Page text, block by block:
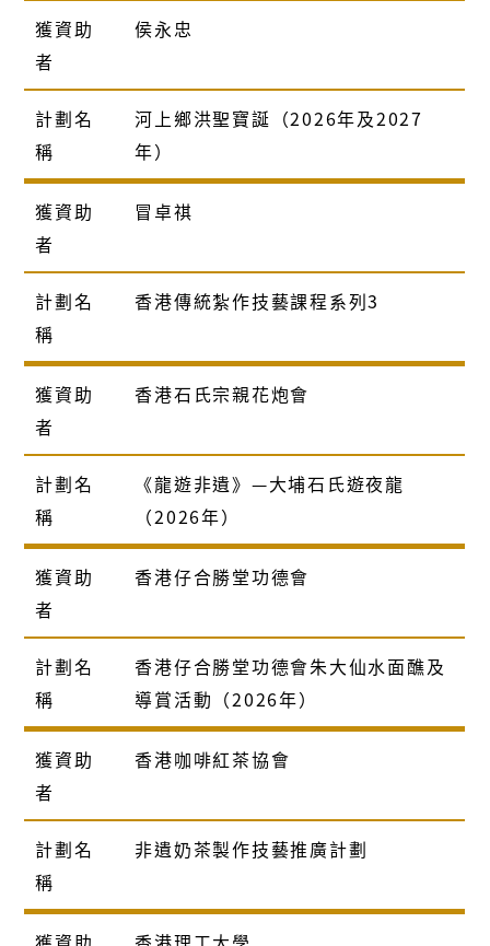
獲資助
者
侯永忠
計劃名
稱
河上鄉洪聖寶誕（2026年及2027
年）
獲資助
者
冒卓祺
計劃名
稱
香港傳統紮作技藝課程系列3
獲資助
者
香港石氏宗親花炮會
計劃名
稱
《龍遊非遺》—大埔石氏遊夜龍
（2026年）
獲資助
者
香港仔合勝堂功德會
計劃名
稱
香港仔合勝堂功德會朱大仙水面醮及
導賞活動（2026年）
獲資助
者
香港咖啡紅茶協會
計劃名
稱
非遺奶茶製作技藝推廣計劃